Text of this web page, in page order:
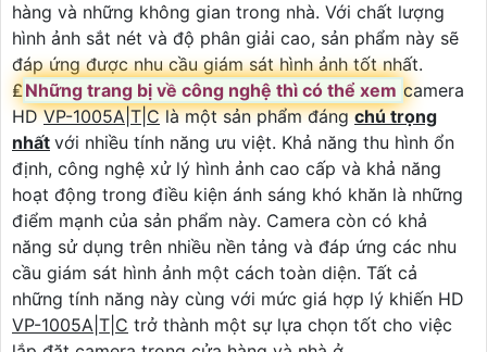
hàng và những không gian trong nhà. Với chất lượng
hình ảnh sắt nét và độ phân giải cao, sản phẩm này sẽ
đáp ứng được nhu cầu giám sát hình ảnh tốt nhất.
₤Những trang bị về công nghệ thì có thể xem camera
HDVP-1005A|T|Clà một sản phẩm đángchú trọng
nhất với nhiều tính năng ưu việt. Khả năng thu hình ổn
định, công nghệ xử lý hình ảnh cao cấp và khả năng
hoạt động trong điều kiện ánh sáng khó khăn là những
điểm mạnh của sản phẩm này. Camera còn có khả
năng sử dụng trên nhiều nền tảng và đáp ứng các nhu
cầu giám sát hình ảnh một cách toàn diện. Tất cả
những tính năng này cùng với mức giá hợp lý khiến HD
VP-1005A|T|C trở thành một sự lựa chọn tốt cho việc